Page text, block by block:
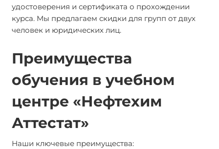
удостоверения и сертификата о прохождении
курса. Мы предлагаем скидки для групп от двух
человек и юридических лиц.
Преимущества
обучения в учебном
центре «Нефтехим
Аттестат»
Наши ключевые преимущества: